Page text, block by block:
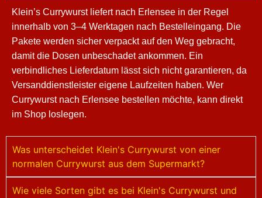
Klein’s Currywurst liefert nach Erlensee in der Regel
innerhalb von 3–4 Werktagen nach Bestelleingang. Die
Pakete werden sicher verpackt auf den Weg gebracht,
damit die Dosen unbeschadet ankommen. Ein
verbindliches Lieferdatum lässt sich nicht garantieren, da
Versanddienstleister eigene Laufzeiten haben. Wer
Currywurst nach Erlensee bestellen möchte, kann direkt
im Shop loslegen.
Was unterscheidet Klein's Currywurst von einer
normalen Currywurst aus dem Supermarkt?
Wie viele Sorten gibt es bei Klein's Currywurst und